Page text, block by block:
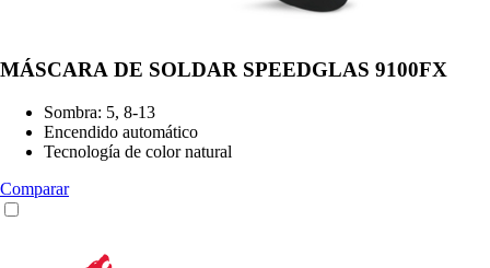
MÁSCARA DE SOLDAR SPEEDGLAS 9100FX
Sombra: 5, 8-13
Encendido automático
Tecnología de color natural
Comparar